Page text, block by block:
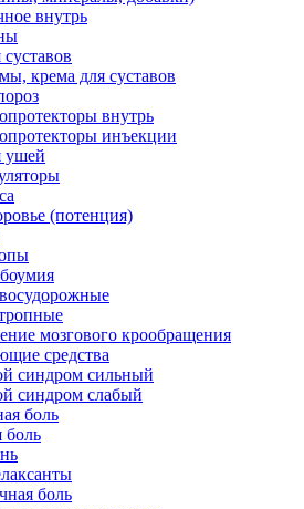
внутрь
крема для суставов
внутрь
инъекции
ушей
(потенция)
мозгового крообращения
средства
синдром сильный
синдром слабый
боль
боль
боль